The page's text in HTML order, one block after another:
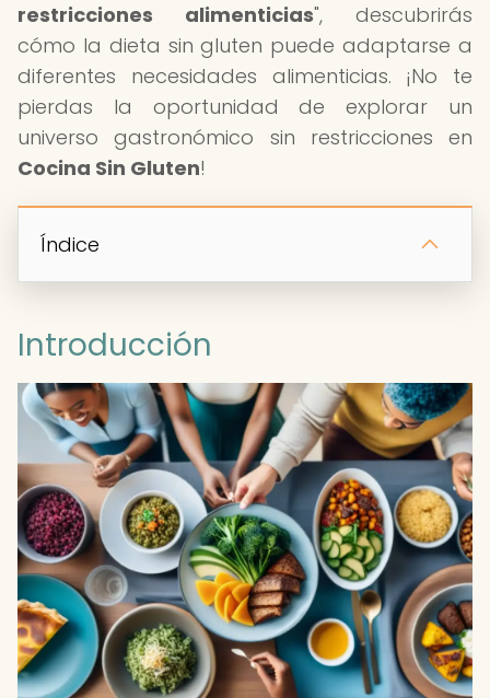
restricciones alimenticias", descubrirás
cómo la dieta sin gluten puede adaptarse a
diferentes necesidades alimenticias. ¡No te
pierdas la oportunidad de explorar un
universo gastronómico sin restricciones en
Cocina Sin Gluten!
Índice
Introducción